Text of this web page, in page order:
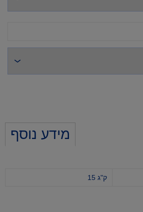
מידע נוסף
15 ק"ג